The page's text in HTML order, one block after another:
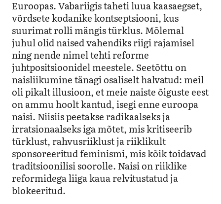
Euroopas. Vabariigis taheti luua kaasaegset,
võrdsete kodanike kontseptsiooni, kus
suurimat rolli mängis türklus. Mõlemal
juhul olid naised vahendiks riigi rajamisel
ning nende nimel tehti reforme
juhtpositsioonidel meestele. Seetõttu on
naisliikumine tänagi osaliselt halvatud: meil
oli pikalt illusioon, et meie naiste õiguste eest
on ammu hoolt kantud, isegi enne euroopa
naisi. Niisiis peetakse radikaalseks ja
irratsionaalseks iga mõtet, mis kritiseerib
türklust, rahvusriiklust ja riiklikult
sponsoreeritud feminismi, mis kõik toidavad
traditsioonilisi soorolle. Naisi on riiklike
reformidega liiga kaua relvitustatud ja
blokeeritud.